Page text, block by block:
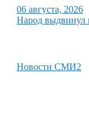
06 августа, 2026
Народ выдвинул
Новости СМИ2